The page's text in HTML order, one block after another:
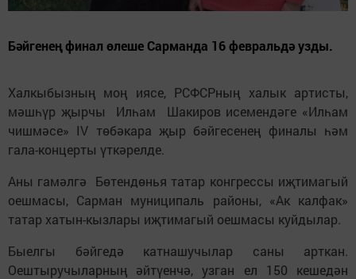
Бәйгенең финал өлеше Сарманда 16 февральдә узды.
Халкыбызның моң иясе, РСФСРның халык артисты,
мәшһүр җырчы Илһам Шакиров исемендәге «Илһам
чишмәсе» IV төбәкара җыр бәйгесенең финалы һәм
гала-концерты үткәрелде.
Аны гамәлгә Бөтендөнья татар конгрессы иҗтимагый
оешмасы, Сарман муниципаль районы, «Ак калфак»
татар хатын-кызлары иҗтимагый оешмасы куйдылар.
Быелгы бәйгедә катнашучылар саны арткан.
Оештыручыларның әйтүенчә, узган ел 150 кешедән